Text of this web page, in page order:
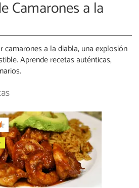
Camarones a la
camarones a la diabla, una explosión
Aprende recetas auténticas,